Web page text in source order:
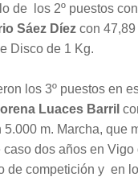
de los 2º puestos con
Sáez Díez con 47,89
Disco de 1 Kg.
los 3º puestos en
Luaces Barril
5.000 m. Marcha, que
dos años en Vigo
de competición y en